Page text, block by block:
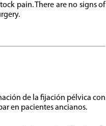
pain. There are no signs of
de la fijación pélvica con
en pacientes ancianos.